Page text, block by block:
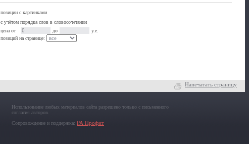
позиции с картинками
с учётом порядка слов в словосочетании
цена от
до
у.е.
позиций на странице:
Напечатать страницу
Использование любых материалов сайта разрешено только с письменного
согласия авторов.
Сопровождение и поддержка: РА Профит